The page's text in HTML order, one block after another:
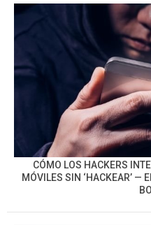
CÓMO LOS HACKERS
MÓVILES SIN ‘HACKEAR’ —